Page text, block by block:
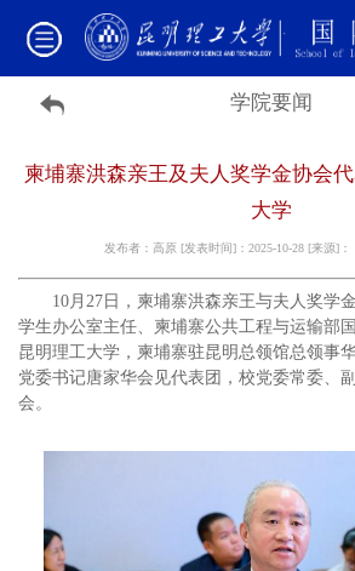
学院要闻
柬埔寨洪森亲王及夫人奖学金协会
大学
发布者：高原 [发表时间]：2025-10-28 [来源]：
10月27日，柬埔寨洪森亲王与夫人奖学
学生办公室主任、柬埔寨公共工程与运输部
昆明理工大学，柬埔寨驻昆明总领馆总领事
党委书记唐家华会见代表团，校党委常委、
会。